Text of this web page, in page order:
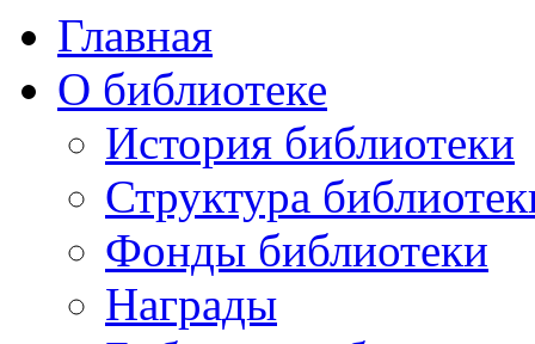
Главная
О библиотеке
История библиотеки
Структура
Фонды библиотеки
Награды